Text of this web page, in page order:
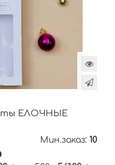
ЕЛОЧНЫЕ
Мин.заказ: 10